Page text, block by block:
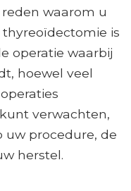
waarom u
is
operatie waarbij
hoewel veel
verwachten,
uw procedure, de
herstel.